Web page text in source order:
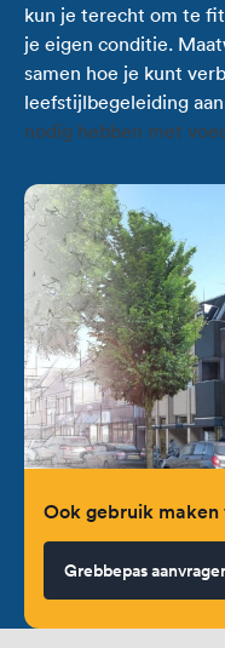
kun je terecht om te
je eigen conditie.
samen hoe je kunt
leefstijlbegeleiding
nodig hebben met
Ook gebruik maken
Grebbepas